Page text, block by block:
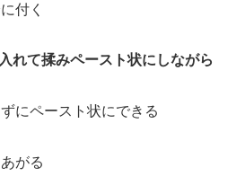
付く
れて揉みペースト状にしながら
にペースト状にできる
がる